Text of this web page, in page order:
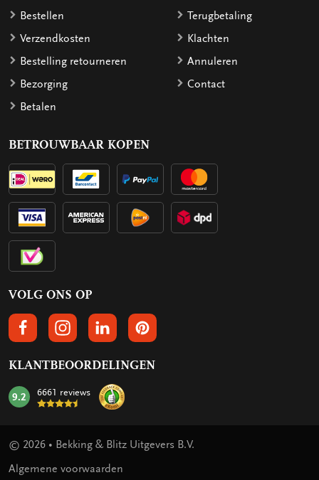
Bestellen
Verzendkosten
Bestelling retourneren
Bezorging
Betalen
Terugbetaling
Klachten
Annuleren
Contact
BETROUWBAAR KOPEN
VOLG ONS OP
VOLGS ONS OP FACEBOOK
VOLG ONS OP INSTAGRAM
VOLG ONS OP LINKEDIN
VOLG ONS OP PINTEREST
KLANTBEOORDELINGEN
mark:
9.2 6661 reviews
© 2026 • Bekking & Blitz Uitgevers B.V.
Algemene voorwaarden